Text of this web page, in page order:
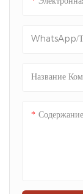
WhatsApp/
Название
Содержание